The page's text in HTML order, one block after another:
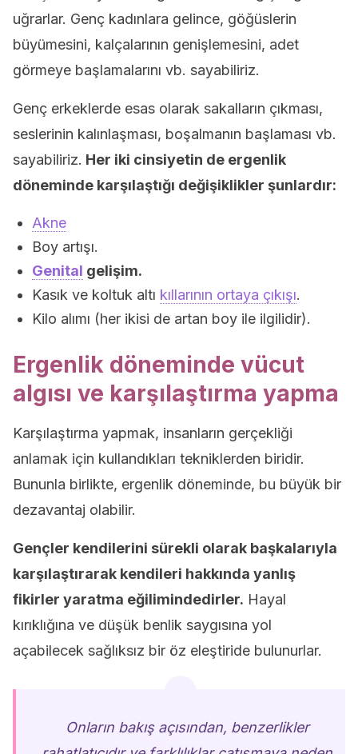
uğrarlar. Genç kadınlara gelince, göğüslerin
büyümesini, kalçalarının genişlemesini, adet
görmeye başlamalarını vb. sayabiliriz.
Genç erkeklerde esas olarak sakalların çıkması,
seslerinin kalınlaşması, boşalmanın başlaması vb.
sayabiliriz. Her iki cinsiyetin de ergenlik
döneminde karşılaştığı değişiklikler şunlardır:
Akne
Boy artışı.
Genital gelişim.
Kasık ve koltuk altı kıllarının ortaya çıkışı.
Kilo alımı (her ikisi de artan boy ile ilgilidir).
Ergenlik döneminde vücut
algısı ve karşılaştırma yapma
Karşılaştırma yapmak, insanların gerçekliği
anlamak için kullandıkları tekniklerden biridir.
Bununla birlikte, ergenlik döneminde, bu büyük bir
dezavantaj olabilir.
Gençler kendilerini sürekli olarak başkalarıyla
karşılaştırarak kendileri hakkında yanlış
fikirler yaratma eğilimindedirler. Hayal
kırıklığına ve düşük benlik saygısına yol
açabilecek sağlıksız bir öz eleştiride bulunurlar.
Onların bakış açısından, benzerlikler